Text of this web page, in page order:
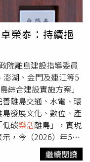
榮泰：持續挹
院離島建設指導委員
湖、金門及連江等5
綜合建設實施方案」
離島交通、水電、環
發展文化、數位、產
碳樂活離島」，實現
示，今（2026）年5月
隊廳舍重建工程」、
繼續閱讀